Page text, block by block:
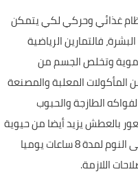
نظام غذائي وحركي لكي يتمكن
فالتمارين الرياضية
الدموية وتخلص الجسم من
المأكولات المعلبة والمصنعة
الطازجة والحبوب
بالعطش يزيد أيضا من حيوية
الجسم وقابليته على التجديد، بالإضافة إلى النوم لمدة 8 ساعات يوميا
اللازمة.